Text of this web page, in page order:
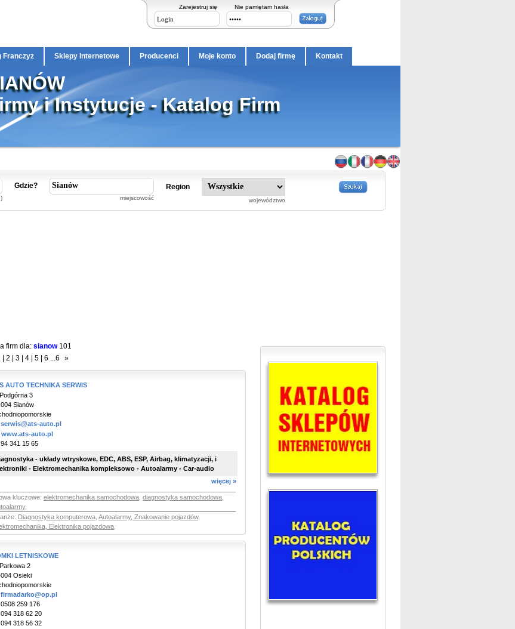
Zarejestruj się Nie pamiętam hasła
Franczyz Sklepy Internetowe Producenci Moje konto Dodaj firmę Kontakt
i Instytucje - Katalog Firm
Gdzie?
miejscowość
Region
województwo
firm dla: sianow 101
2 3 4 5 6 ...6 »
AUTO TECHNIKA SERWIS
3
Sianów
serwis@ats-auto.pl
www.ats-auto.pl
94 341 15 65
- układy wtryskowe, EDC, ABS, ESP, Airbag, klimatyzacji, i
- Elektromechanika kompleksowo - Autoalarmy - Car-audio
więcej »
kluczowe: elektromechanika samochodowa diagnostyka samochodowa
,
Diagnostyka komputerowa Autoalarmy, Znakowanie pojazdów,
Elektronika pojazdowa
LETNISKOWE
2
Osieki
firmadarko@op.pl
0508 259 176
094 318 62 20
094 318 56 32